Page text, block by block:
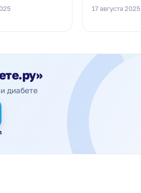
17 августа 2025
диабете